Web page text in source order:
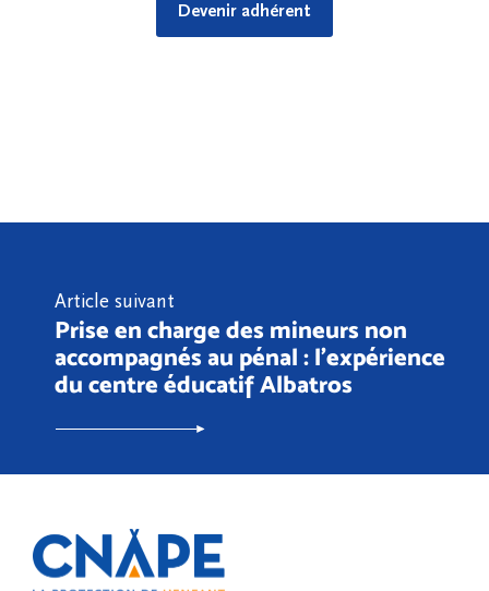
Devenir adhérent
Article suivant
Prise en charge des mineurs non
accompagnés au pénal : l’expérience
du centre éducatif Albatros